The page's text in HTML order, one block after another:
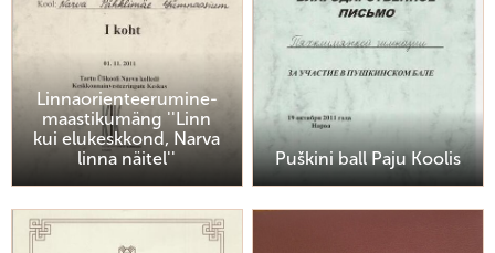
Linnaorienteerumine-
maastikumäng ''Linn
kui elukeskkond, Narva
linna näitel''
Puškini ball Paju Koolis